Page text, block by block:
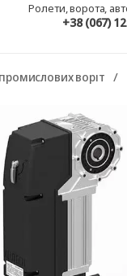
Ролети, ворота,
+38 (067)
воріт